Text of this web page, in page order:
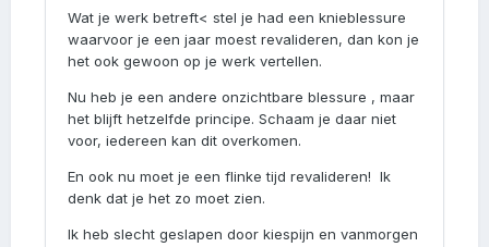
Wat je werk betreft< stel je had een knieblessure
waarvoor je een jaar moest revalideren, dan kon je
het ook gewoon op je werk vertellen.
Nu heb je een andere onzichtbare blessure , maar
het blijft hetzelfde principe. Schaam je daar niet
voor, iedereen kan dit overkomen.
En ook nu moet je een flinke tijd revalideren! Ik
denk dat je het zo moet zien.
Ik heb slecht geslapen door kiespijn en vanmorgen